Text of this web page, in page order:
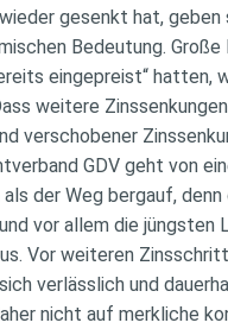
gesenkt hat,
Bedeutung.
eingepreist“
weitere
verschobener
GDV geht von
der Weg bergauf,
vor allem die jüngsten
Vor weiteren
verlässlich und
nicht auf merkliche